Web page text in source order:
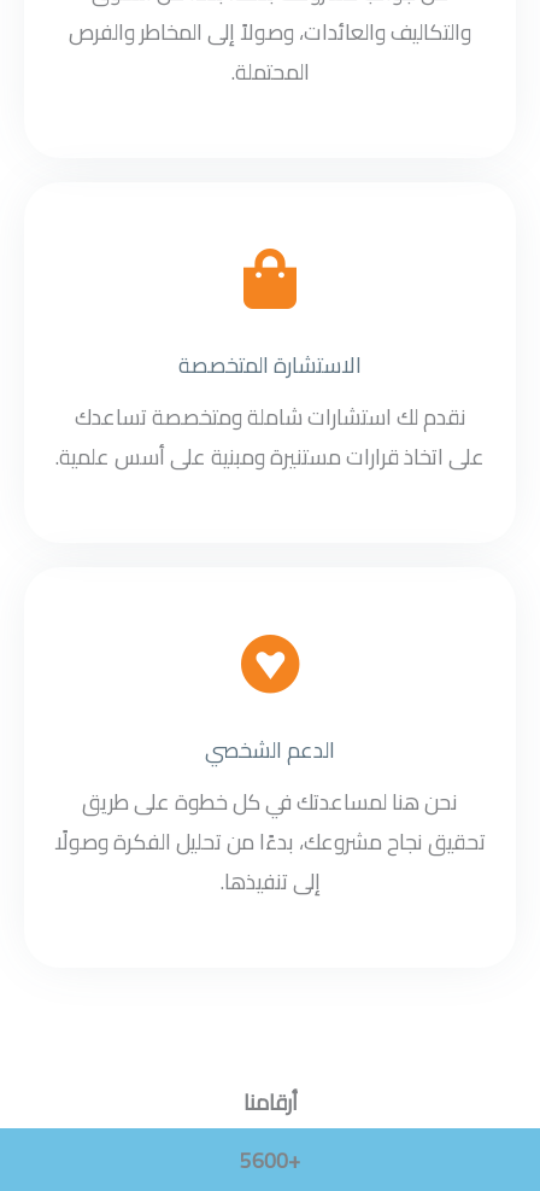
والتكاليف والعائدات، وصولاً إلى المخاطر والفرص
المحتملة.
الاستشارة المتخصصة
نقدم لك استشارات شاملة ومتخصصة تساعدك
على اتخاذ قرارات مستنيرة ومبنية على أسس علمية.
الدعم الشخصي
نحن هنا لمساعدتك في كل خطوة على طريق
تحقيق نجاح مشروعك، بدءًا من تحليل الفكرة وصولًا
إلى تنفيذها.
أرقامنا
+5600